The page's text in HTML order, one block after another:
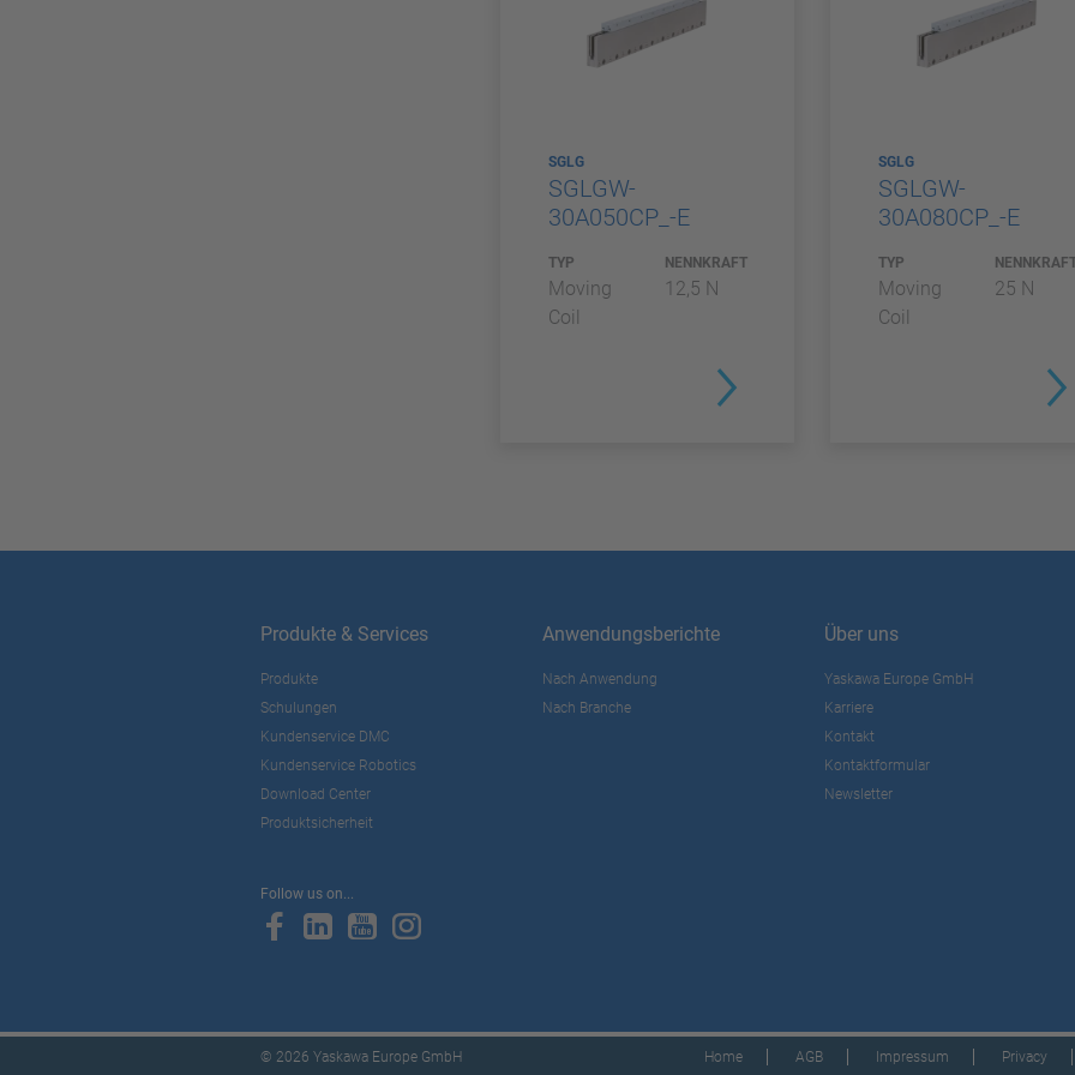
SGLG
SGLGW-
30A050CP_-E
TYP
Moving
Coil
NENNKRAFT
12,5 N
SGLG
SGLGW-
30A080CP_-E
TYP
Moving
Coil
25 N
Produkte & Services
Produkte
Schulungen
Kundenservice DMC
Kundenservice Robotics
Download Center
Produktsicherheit
Anwendungsberichte
Nach Anwendung
Nach Branche
Über uns
Yaskawa Europe GmbH
Karriere
Kontakt
Kontaktformular
Newsletter
Follow us on...
© 2026 Yaskawa Europe GmbH Home AGB Impressum Privacy